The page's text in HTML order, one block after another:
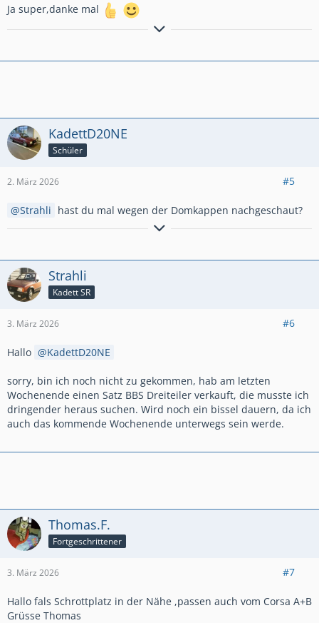
Ja super,danke mal
Ich kann auch ohne Spaß, Alkohol haben!
KadettD20NE
Schüler
2. März 2026 #5
Strahli hast du mal wegen der Domkappen nachgeschaut?
Ich kann auch ohne Spaß, Alkohol haben!
Strahli
Kadett SR
3. März 2026 #6
Hallo KadettD20NE
sorry, bin ich noch nicht zu gekommen, hab am letzten
Wochenende einen Satz BBS Dreiteiler verkauft, die musste ich
dringender heraus suchen. Wird noch ein bissel dauern, da ich
auch das kommende Wochenende unterwegs sein werde.
Thomas.F.
Fortgeschrittener
3. März 2026 #7
Hallo fals Schrottplatz in der Nähe ,passen auch vom Corsa A+B
Grüsse Thomas